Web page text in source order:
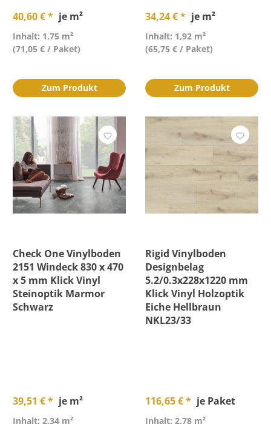
40,60 € * je m²
Inhalt: 1,75 m²
(71,05 € / Paket)
Zum Produkt
34,24 € * je m²
Inhalt: 1,92 m²
(65,75 € / Paket)
Zum Produkt
Check One Vinylboden
2151 Windeck 830 x 470
x 5 mm Klick Vinyl
Steinoptik Marmor
Schwarz
39,51 € * je m²
Inhalt: 2,34 m²
Rigid Vinylboden
Designbelag
5.2/0.3x228x1220 mm
Klick Vinyl Holzoptik
Eiche Hellbraun
NKL23/33
116,65 € * je Paket
Inhalt: 2,78 m²